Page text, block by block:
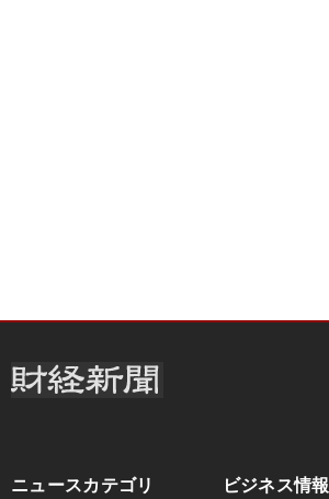
ニュースカテゴリ ビジネス情報